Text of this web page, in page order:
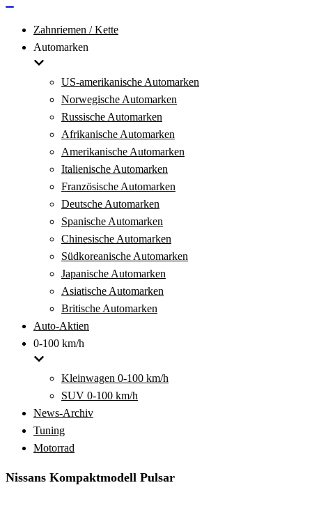
Zahnriemen / Kette
Automarken
US-amerikanische Automarken
Norwegische Automarken
Russische Automarken
Afrikanische Automarken
Amerikanische Automarken
Italienische Automarken
Französische Automarken
Deutsche Automarken
Spanische Automarken
Chinesische Automarken
Südkoreanische Automarken
Japanische Automarken
Asiatische Automarken
Britische Automarken
Auto-Aktien
0-100 km/h
Kleinwagen 0-100 km/h
SUV 0-100 km/h
News-Archiv
Tuning
Motorrad
Nissans Kompaktmodell Pulsar